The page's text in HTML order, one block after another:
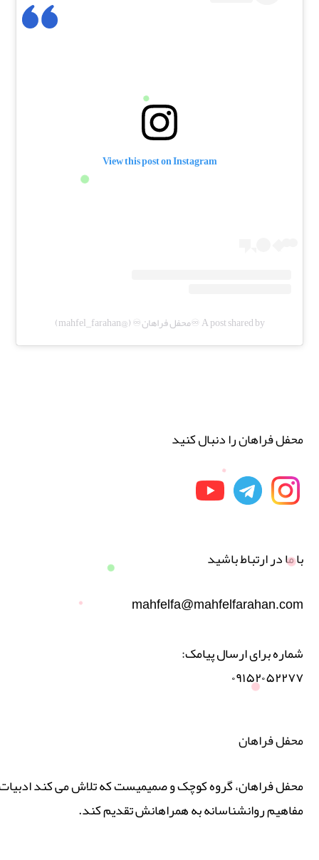
View this post on Instagram
A post shared by ♾️محفل فراهان♾️ (@mahfel_farahan)
محفل فراهان را دنبال کنید
با ما در ارتباط باشید
mahfelfa@mahfelfarahan.com
شماره برای ارسال پیامک:
۰۹۱۵۲۰۵۲۲۷۷
محفل فراهان
محفل فراهان، گروه کوچک و صمیمیست که تلاش می کند ادبیات
مفاهیم روانشناسانه به همراهانش تقدیم کند.